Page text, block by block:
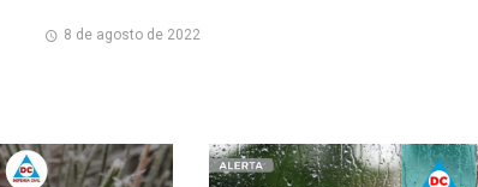
8 de agosto de 2022